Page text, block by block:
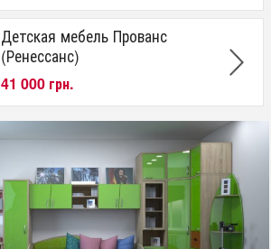
Детская мебель Прованс
(Ренессанс)
41 000 грн.